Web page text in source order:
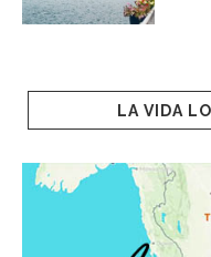
LA VIDA